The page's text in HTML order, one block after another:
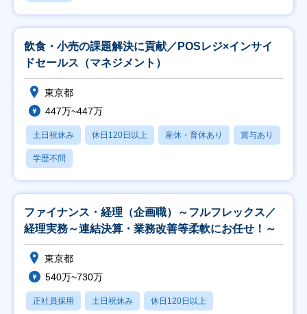
飲食・小売の課題解決に貢献／POSレジ×インサイ
ドセールス（マネジメント）
東京都
447万~447万
土日祝休み 休日120日以上 産休・育休あり 賞与あり
学歴不問
ファイナンス・経理（企画職）～フルフレックス／
経理実務～連結決算・業務改善等柔軟にお任せ！～
東京都
540万~730万
正社員採用 土日祝休み 休日120日以上